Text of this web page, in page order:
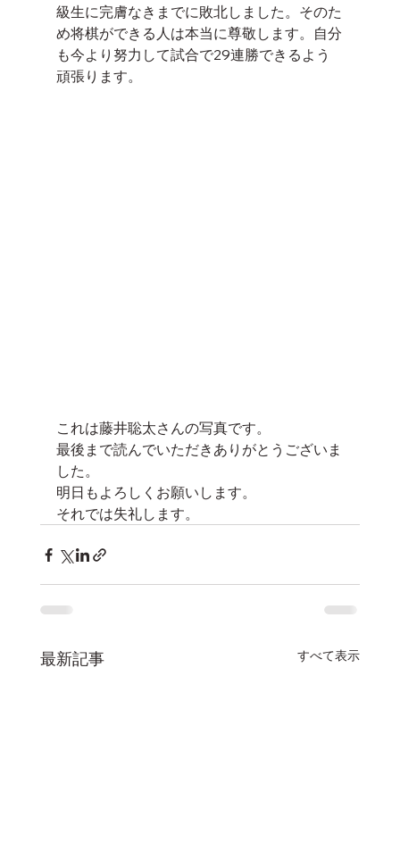
級生に完膚なきまでに敗北しました。そのた
め将棋ができる人は本当に尊敬します。自分
も今より努力して試合で29連勝できるよう
頑張ります。
これは藤井聡太さんの写真です。
最後まで読んでいただきありがとうございま
した。
明日もよろしくお願いします。
それでは失礼します。
最新記事 すべて表示